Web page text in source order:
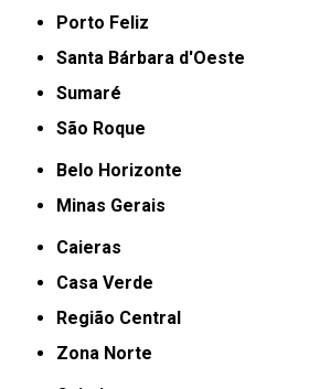
Porto Feliz
Santa Bárbara d'Oeste
Sumaré
São Roque
Belo Horizonte
Minas Gerais
Caieras
Casa Verde
Região Central
Zona Norte